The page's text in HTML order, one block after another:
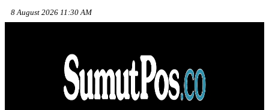
8 August 2026 11:30 AM